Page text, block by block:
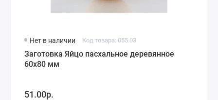
Нет в наличии Код товара: 055.03
Заготовка Яйцо пасхальное деревянное
60х80 мм
51.00р.